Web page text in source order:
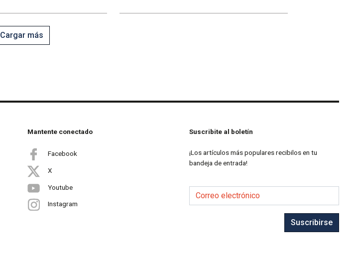
Cargar más
Mantente conectado
Facebook
X
Youtube
Instagram
Suscribite al boletín
¡Los artículos más populares recibilos en tu
bandeja de entrada!
Correo electrónico
Suscribirse